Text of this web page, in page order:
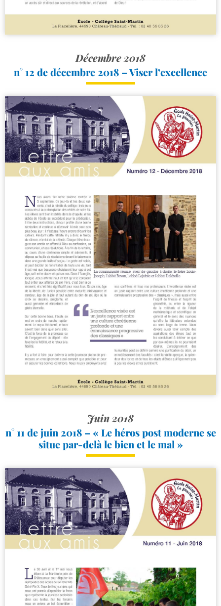
Décembre 2018
n° 12 de décembre 2018 – Viser l’excellence
Juin 2018
n° 11 de juin 2018 – « Le héros post moderne se
situe par-​delà le bien et le mal »